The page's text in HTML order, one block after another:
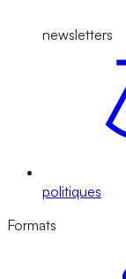
newsletters
politiques
Formats